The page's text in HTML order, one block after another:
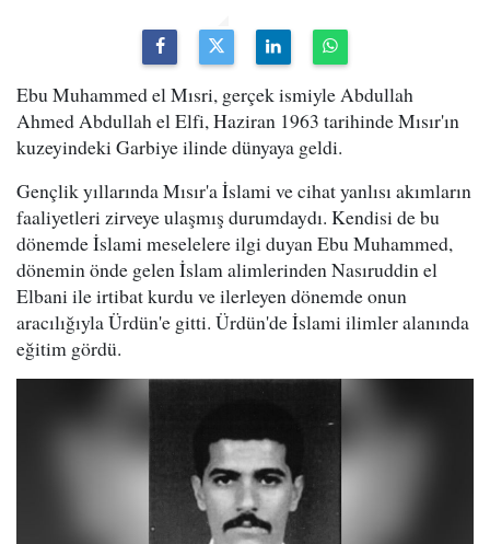
Ebu Muhammed el Mısri, gerçek ismiyle Abdullah
Ahmed Abdullah el Elfi, Haziran 1963 tarihinde Mısır'ın
kuzeyindeki Garbiye ilinde dünyaya geldi.
Gençlik yıllarında Mısır'a İslami ve cihat yanlısı akımların
faaliyetleri zirveye ulaşmış durumdaydı. Kendisi de bu
dönemde İslami meselelere ilgi duyan Ebu Muhammed,
dönemin önde gelen İslam alimlerinden Nasıruddin el
Elbani ile irtibat kurdu ve ilerleyen dönemde onun
aracılığıyla Ürdün'e gitti. Ürdün'de İslami ilimler alanında
eğitim gördü.